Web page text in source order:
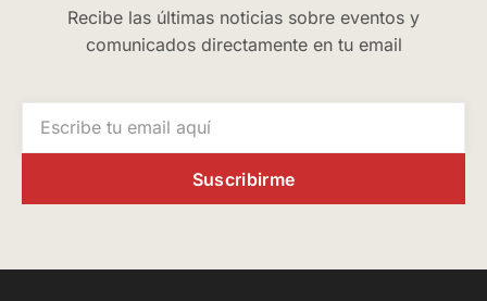
Recibe las últimas noticias sobre eventos y
comunicados directamente en tu email
Suscribirme